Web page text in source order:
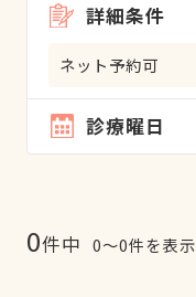
詳細条件
ネット予約可
診療曜日
0件中 0〜0件を表示